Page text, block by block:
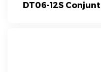
DT06-12S